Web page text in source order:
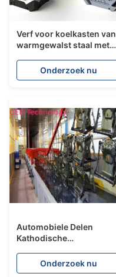
Verf voor koelkasten van
warmgewalst staal met
Onderzoek nu
Automobiele Delen
Kathodische
Heldere Kleur met een
laag bedekken
Onderzoek nu